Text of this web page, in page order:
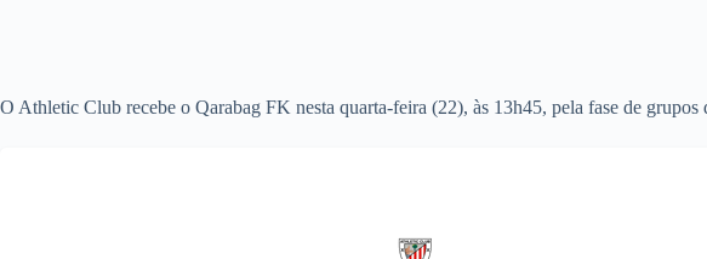
O Athletic Club recebe o Qarabag FK nesta quarta-feira (22), às 13h45, pela fase de